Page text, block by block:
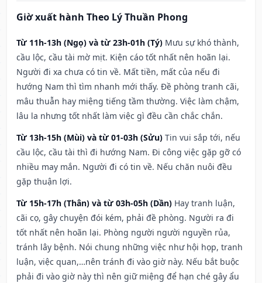
Giờ xuất hành Theo Lý Thuần Phong
Từ 11h-13h (Ngọ) và từ 23h-01h (Tý) Mưu sự khó thành,
cầu lộc, cầu tài mờ mịt. Kiện cáo tốt nhất nên hoãn lại.
Người đi xa chưa có tin về. Mất tiền, mất của nếu đi
hướng Nam thì tìm nhanh mới thấy. Đề phòng tranh cãi,
mâu thuẫn hay miệng tiếng tầm thường. Việc làm chậm,
lâu la nhưng tốt nhất làm việc gì đều cần chắc chắn.
Từ 13h-15h (Mùi) và từ 01-03h (Sửu) Tin vui sắp tới, nếu
cầu lộc, cầu tài thì đi hướng Nam. Đi công việc gặp gỡ có
nhiều may mắn. Người đi có tin về. Nếu chăn nuôi đều
gặp thuận lợi.
Từ 15h-17h (Thân) và từ 03h-05h (Dần) Hay tranh luận,
cãi cọ, gây chuyện đói kém, phải đề phòng. Người ra đi
tốt nhất nên hoãn lại. Phòng người người nguyền rủa,
tránh lây bệnh. Nói chung những việc như hội họp, tranh
luận, việc quan,…nên tránh đi vào giờ này. Nếu bắt buộc
phải đi vào giờ này thì nên giữ miệng để hạn ché gây ẩu